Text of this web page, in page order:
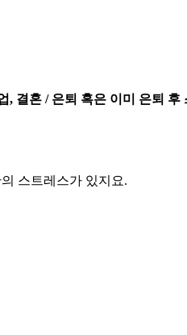
, 결혼 / 은퇴 혹은 이미 은퇴 후
스트레스가 있지요.